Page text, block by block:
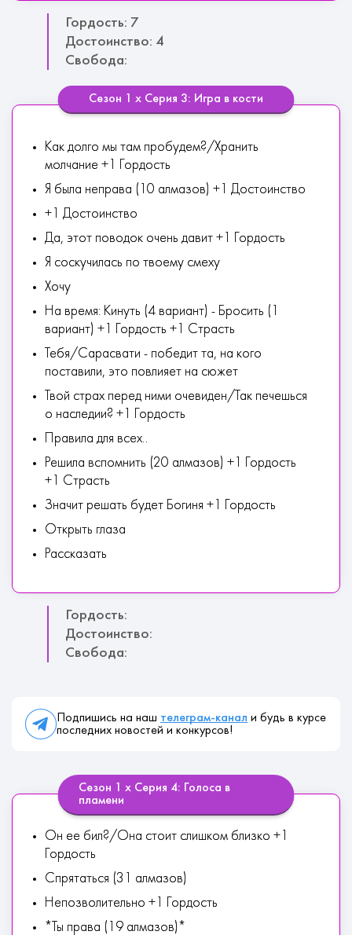
Гордость: 7
Достоинство: 4
Свобода:
Сезон 1 х Серия 3: Игра в кости
Как долго мы там пробудем?/Хранить
молчание +1 Гордость
Я была неправа (10 алмазов) +1 Достоинство
+1 Достоинство
Да, этот поводок очень давит +1 Гордость
Я соскучилась по твоему смеху
Хочу
На время: Кинуть (4 вариант) - Бросить (1
вариант) +1 Гордость +1 Страсть
Тебя/Сарасвати - победит та, на кого
поставили, это повлияет на сюжет
Твой страх перед ними очевиден/Так печешься
о наследии? +1 Гордость
Правила для всех..
Решила вспомнить (20 алмазов) +1 Гордость
+1 Страсть
Значит решать будет Богиня +1 Гордость
Открыть глаза
Рассказать
Гордость:
Достоинство:
Свобода:
Подпишись на наш телеграм-канал и будь в курсе
последних новостей и конкурсов!
Сезон 1 х Серия 4: Голоса в
пламени
Он ее бил?/Она стоит слишком близко +1
Гордость
Спрятаться (31 алмазов)
Непозволительно +1 Гордость
*Ты права (19 алмазов)*